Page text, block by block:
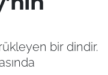
bir dindir.